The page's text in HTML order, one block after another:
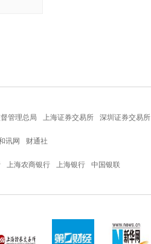
管理总局 上海证券交易所 深圳证券交易所
讯网 财通社
上海农商银行 上海银行 中国银联